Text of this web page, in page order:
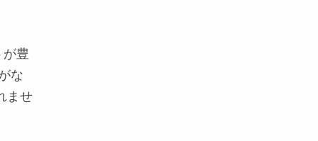
が豊
な
ませ